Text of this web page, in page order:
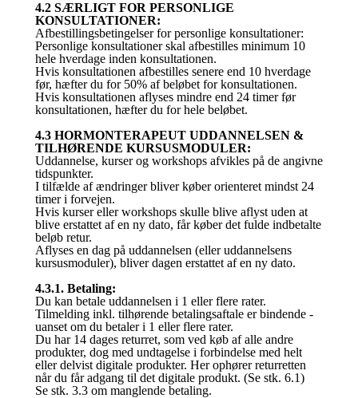
4.2 SÆRLIGT FOR PERSONLIGE
KONSULTATIONER:
Afbestillingsbetingelser for personlige konsultationer:
Personlige konsultationer skal afbestilles minimum 10
hele hverdage inden konsultationen.
Hvis konsultationen afbestilles senere end 10 hverdage
før, hæfter du for 50% af beløbet for konsultationen.
Hvis konsultationen aflyses mindre end 24 timer før
konsultationen, hæfter du for hele beløbet.
4.3 HORMONTERAPEUT UDDANNELSEN &
TILHØRENDE KURSUSMODULER:
Uddannelse, kurser og workshops afvikles på de angivne
tidspunkter.
I tilfælde af ændringer bliver køber orienteret mindst 24
timer i forvejen.
Hvis kurser eller workshops skulle blive aflyst uden at
blive erstattet af en ny dato, får køber det fulde indbetalte
beløb retur.
Aflyses en dag på uddannelsen (eller uddannelsens
kursusmoduler), bliver dagen erstattet af en ny dato.
4.3.1. Betaling:
Du kan betale uddannelsen i 1 eller flere rater.
Tilmelding inkl. tilhørende betalingsaftale er bindende -
uanset om du betaler i 1 eller flere rater.
Du har 14 dages returret, som ved køb af alle andre
produkter, dog med undtagelse i forbindelse med helt
eller delvist digitale produkter. Her ophører returretten
når du får adgang til det digitale produkt. (Se stk. 6.1)
Se stk. 3.3 om manglende betaling.